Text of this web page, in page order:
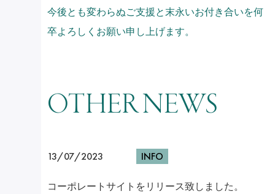
今後とも変わらぬご支援と末永いお付き合いを何
卒よろしくお願い申し上げます。
OTHER NEWS
13/07/2023 INFO
コーポレートサイトをリリース致しました。